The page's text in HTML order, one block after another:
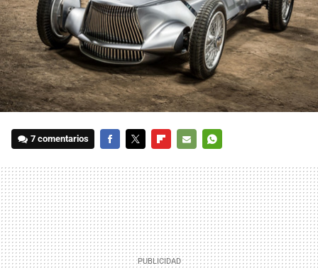
7 comentarios
MAIL